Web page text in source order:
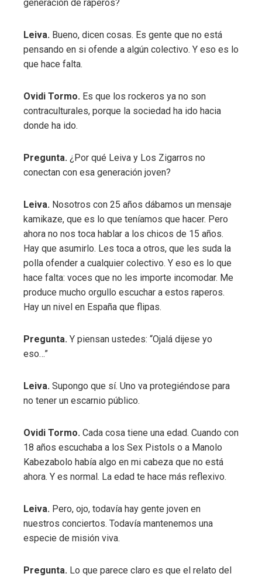
generación de raperos?
Leiva. Bueno, dicen cosas. Es gente que no está
pensando en si ofende a algún colectivo. Y eso es lo
que hace falta.
Ovidi Tormo. Es que los rockeros ya no son
contraculturales, porque la sociedad ha ido hacia
donde ha ido.
Pregunta. ¿Por qué Leiva y Los Zigarros no
conectan con esa generación joven?
Leiva. Nosotros con 25 años dábamos un mensaje
kamikaze, que es lo que teníamos que hacer. Pero
ahora no nos toca hablar a los chicos de 15 años.
Hay que asumirlo. Les toca a otros, que les suda la
polla ofender a cualquier colectivo. Y eso es lo que
hace falta: voces que no les importe incomodar. Me
produce mucho orgullo escuchar a estos raperos.
Hay un nivel en España que flipas.
Pregunta. Y piensan ustedes: “Ojalá dijese yo
eso…”
Leiva. Supongo que sí. Uno va protegiéndose para
no tener un escarnio público.
Ovidi Tormo. Cada cosa tiene una edad. Cuando con
18 años escuchaba a los Sex Pistols o a Manolo
Kabezabolo había algo en mi cabeza que no está
ahora. Y es normal. La edad te hace más reflexivo.
Leiva. Pero, ojo, todavía hay gente joven en
nuestros conciertos. Todavía mantenemos una
especie de misión viva.
Pregunta. Lo que parece claro es que el relato del